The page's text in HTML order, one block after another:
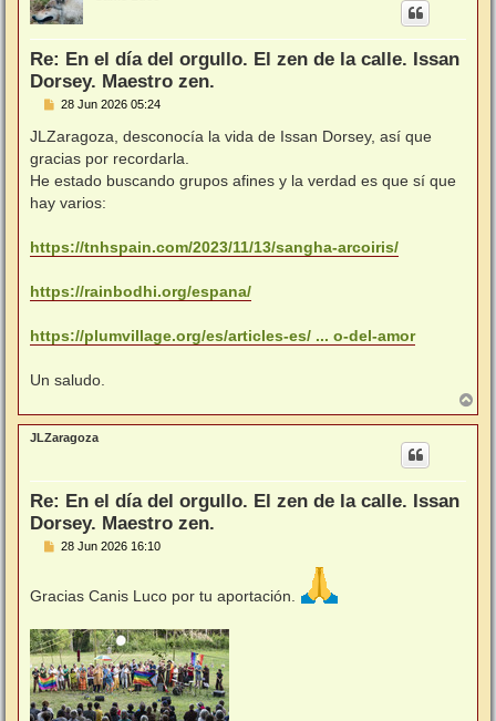
Re: En el día del orgullo. El zen de la calle. Issan
Dorsey. Maestro zen.
M
n
a
e
28 Jun 2026 05:24
JLZaragoza, desconocía la vida de Issan Dorsey, así que
gracias por recordarla.
He estado buscando grupos afines y la verdad es que sí que
hay varios:
https://tnhspain.com/2023/11/13/sangha-arcoiris/
https://rainbodhi.org/espana/
https://plumvillage.org/es/articles-es/ ... o-del-amor
Un saludo.
r
r
JLZaragoza
Re: En el día del orgullo. El zen de la calle. Issan
Dorsey. Maestro zen.
M
a
e
28 Jun 2026 16:10
Gracias Canis Luco por tu aportación.